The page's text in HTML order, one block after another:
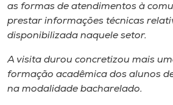
as formas de atendimentos à
prestar informações técnicas
disponibilizada naquele setor.
A visita durou concretizou mais
formação acadêmica dos alunos
na modalidade bacharelado.